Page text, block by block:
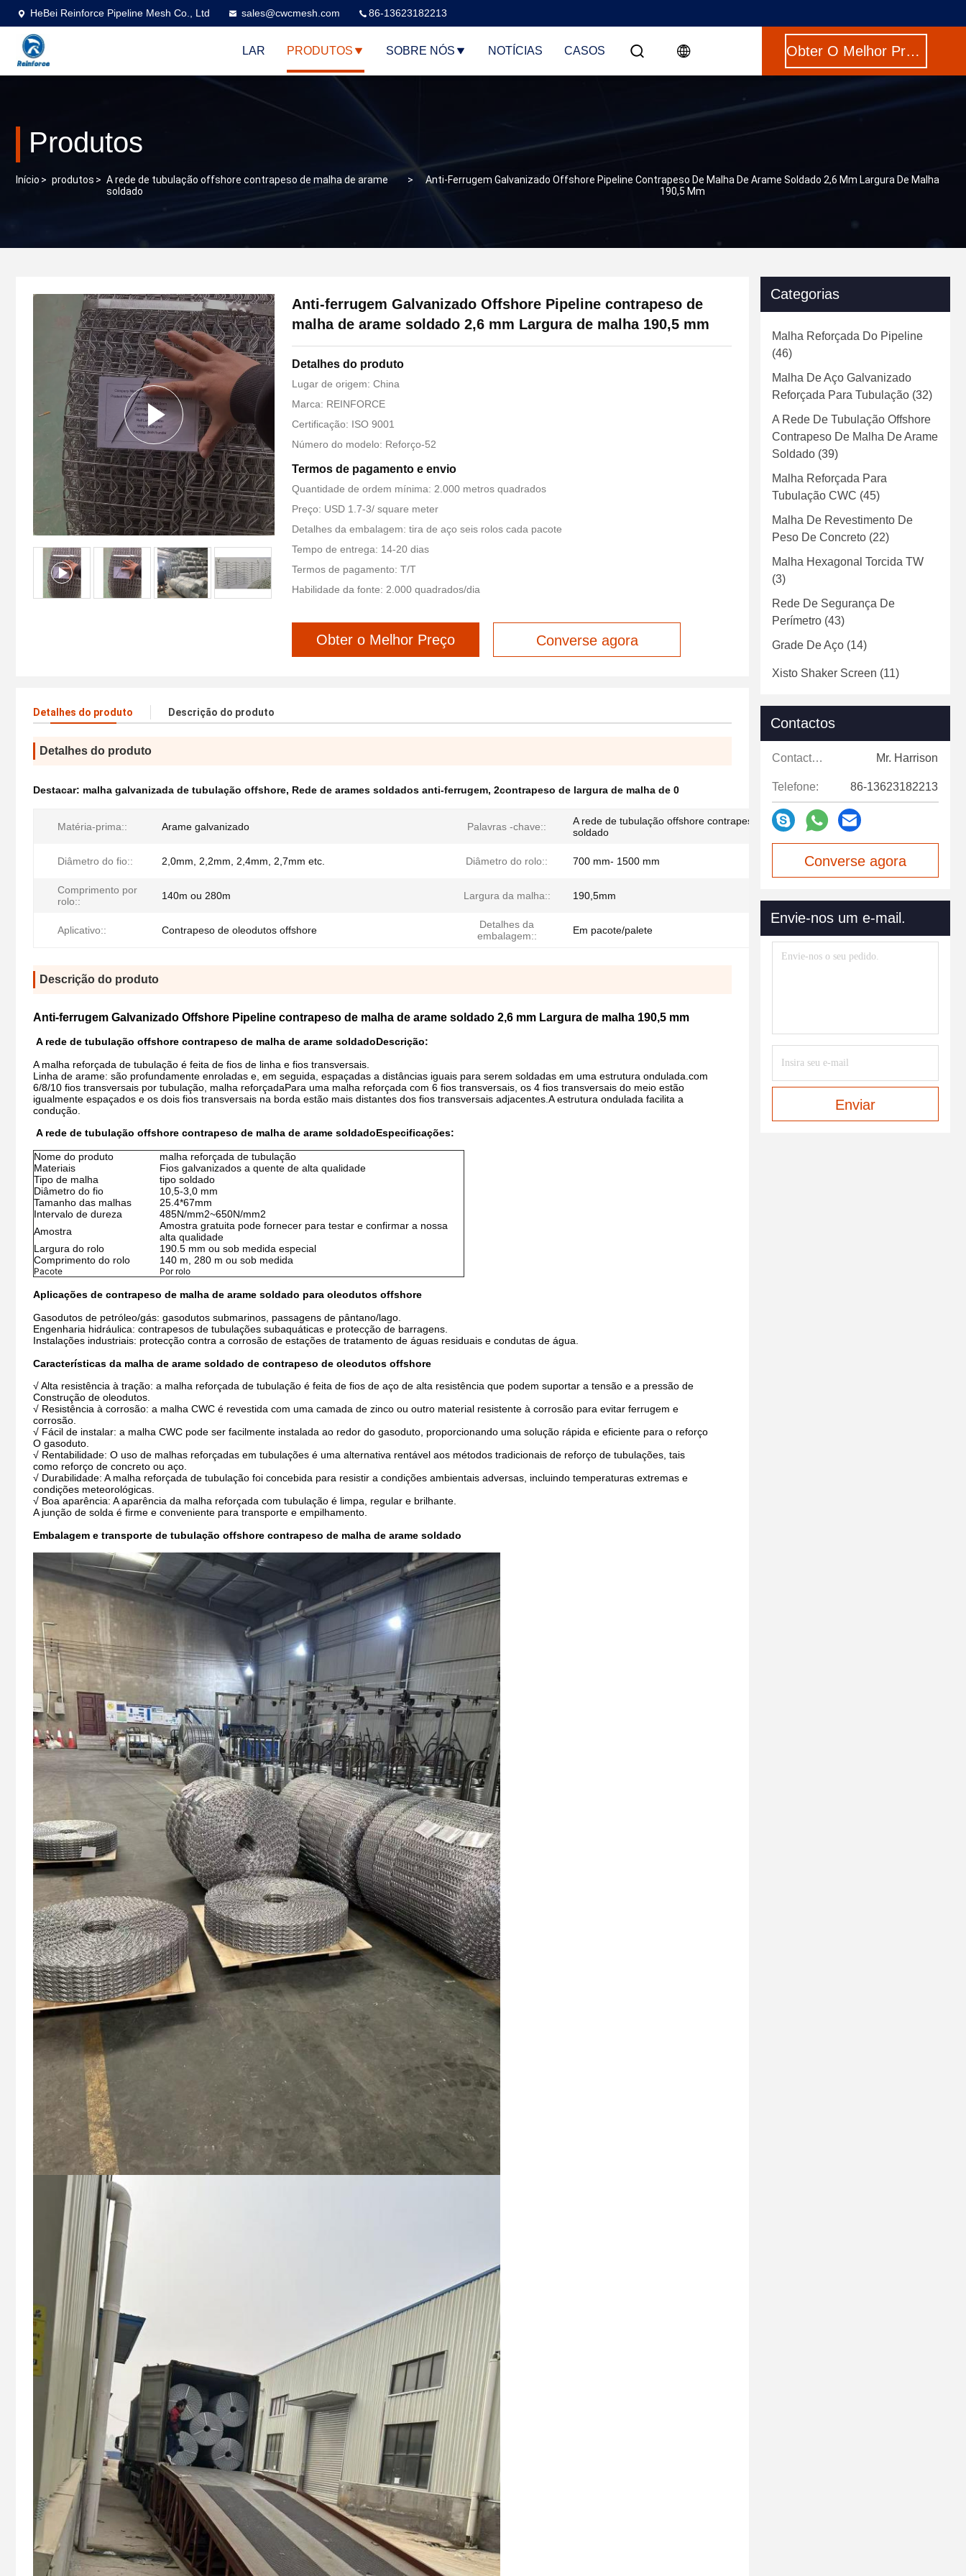
HeBei Reinforce Pipeline Mesh Co., Ltd sales@cwcmesh.com 86-13623182213
LAR PRODUTOS SOBRE NÓS NOTÍCIAS CASOS Obter O Melhor Preço
Produtos
Início > produtos > A rede de tubulação offshore contrapeso de malha de arame
soldado
>
Anti-Ferrugem Galvanizado Offshore Pipeline Contrapeso De Malha De Arame Soldado 2,6 Mm Largura De Malha
190,5 Mm
Anti-ferrugem Galvanizado Offshore Pipeline contrapeso de
malha de arame soldado 2,6 mm Largura de malha 190,5 mm
Detalhes do produto
Lugar de origem: China
Marca: REINFORCE
Certificação: ISO 9001
Número do modelo: Reforço-52
Termos de pagamento e envio
Quantidade de ordem mínima: 2.000 metros quadrados
Preço: USD 1.7-3/ square meter
Detalhes da embalagem: tira de aço seis rolos cada pacote
Tempo de entrega: 14-20 dias
Termos de pagamento: T/T
Habilidade da fonte: 2.000 quadrados/dia
Obter o Melhor Preço Converse agora
Detalhes do produto Descrição do produto
Detalhes do produto
Destacar: malha galvanizada de tubulação offshore, Rede de arames soldados anti-ferrugem, 2contrapeso de largura de malha de 0
Matéria-prima:: Arame galvanizado Palavras -chave::
A rede de tubulação offshore contrapeso de malha de arame
soldado
Diâmetro do fio:: 2,0mm, 2,2mm, 2,4mm, 2,7mm etc. Diâmetro do rolo:: 700 mm- 1500 mm
Comprimento por
rolo::
140m ou 280m Largura da malha:: 190,5mm
Aplicativo:: Contrapeso de oleodutos offshore
Detalhes da
embalagem::
Em pacote/palete
Descrição do produto
Anti-ferrugem Galvanizado Offshore Pipeline contrapeso de malha de arame soldado 2,6 mm Largura de malha 190,5 mm
A rede de tubulação offshore contrapeso de malha de arame soldadoDescrição:
A malha reforçada de tubulação é feita de fios de linha e fios transversais.
Linha de arame: são profundamente enroladas e, em seguida, espaçadas a distâncias iguais para serem soldadas em uma estrutura ondulada.com
6/8/10 fios transversais por tubulação, malha reforçadaPara uma malha reforçada com 6 fios transversais, os 4 fios transversais do meio estão
igualmente espaçados e os dois fios transversais na borda estão mais distantes dos fios transversais adjacentes.A estrutura ondulada facilita a
condução.
A rede de tubulação offshore contrapeso de malha de arame soldadoEspecificações:
Nome do produto
malha reforçada de tubulação
Materiais
Fios galvanizados a quente de alta qualidade
Tipo de malha
tipo soldado
Diâmetro do fio
10,5-3,0 mm
Tamanho das malhas
25.4*67mm
Intervalo de dureza
485N/mm2~650N/mm2
Amostra
Amostra gratuita pode fornecer para testar e confirmar a nossa
alta qualidade
Largura do rolo
190.5 mm ou sob medida especial
Comprimento do rolo
140 m, 280 m ou sob medida
Pacote Por rolo
Aplicações de contrapeso de malha de arame soldado para oleodutos offshore
Gasodutos de petróleo/gás: gasodutos submarinos, passagens de pântano/lago.
Engenharia hidráulica: contrapesos de tubulações subaquáticas e protecção de barragens.
Instalações industriais: protecção contra a corrosão de estações de tratamento de águas residuais e condutas de água.
Características da malha de arame soldado de contrapeso de oleodutos offshore
√ Alta resistência à tração: a malha reforçada de tubulação é feita de fios de aço de alta resistência que podem suportar a tensão e a pressão de
Construção de oleodutos.
√ Resistência à corrosão: a malha CWC é revestida com uma camada de zinco ou outro material resistente à corrosão para evitar ferrugem e
corrosão.
√ Fácil de instalar: a malha CWC pode ser facilmente instalada ao redor do gasoduto, proporcionando uma solução rápida e eficiente para o reforço
O gasoduto.
√ Rentabilidade: O uso de malhas reforçadas em tubulações é uma alternativa rentável aos métodos tradicionais de reforço de tubulações, tais
como reforço de concreto ou aço.
√ Durabilidade: A malha reforçada de tubulação foi concebida para resistir a condições ambientais adversas, incluindo temperaturas extremas e
condições meteorológicas.
√ Boa aparência: A aparência da malha reforçada com tubulação é limpa, regular e brilhante.
A junção de solda é firme e conveniente para transporte e empilhamento.
Embalagem e transporte de tubulação offshore contrapeso de malha de arame soldado
Categorias
Malha Reforçada Do Pipeline
(46)
Malha De Aço Galvanizado
Reforçada Para Tubulação (32)
A Rede De Tubulação Offshore
Contrapeso De Malha De Arame
Soldado (39)
Malha Reforçada Para
Tubulação CWC (45)
Malha De Revestimento De
Peso De Concreto (22)
Malha Hexagonal Torcida TW
(3)
Rede De Segurança De
Perímetro (43)
Grade De Aço (14)
Xisto Shaker Screen (11)
Contactos
Contactos: Mr. Harrison
Telefone: 86-13623182213
Converse agora
Envie-nos um e-mail.
Enviar